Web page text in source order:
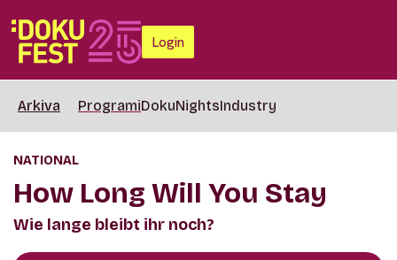
Login
Arkiva ProgramiDokuNightsIndustry
NATIONAL
How Long Will You Stay
Wie lange bleibt ihr noch?